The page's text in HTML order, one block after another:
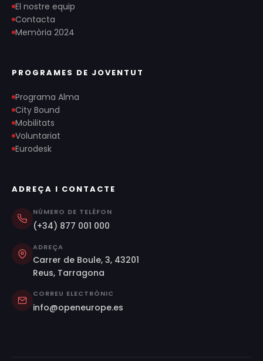
El nostre equip
Contacta
Memòria 2024
PROGRAMES DE JOVENTUT
Programa Alma
City Bound
Mobilitats
Voluntariat
Eurodesk
ADREÇA I CONTACTE
NÚMERO DE TELÈFON
(+34) 877 001 000
ADREÇA
Carrer de Boule, 3, 43201
Reus, Tarragona
CORREU ELECTRÒNIC
info@openeurope.es